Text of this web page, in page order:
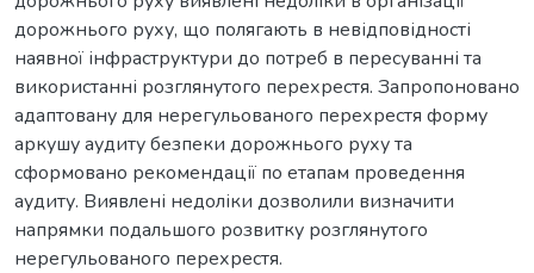
дорожнього руху, що полягають в невідповідності
наявної інфраструктури до потреб в пересуванні та
використанні розглянутого перехрестя. Запропоновано
адаптовану для нерегульованого перехрестя форму
аркушу аудиту безпеки дорожнього руху та
сформовано рекомендації по етапам проведення
аудиту. Виявлені недоліки дозволили визначити
напрямки подальшого розвитку розглянутого
нерегульованого перехрестя.